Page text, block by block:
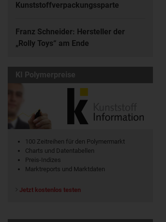
Kunststoffverpackungssparte
Franz Schneider: Hersteller der
„Rolly Toys“ am Ende
KI Polymerpreise
100 Zeitreihen für den Polymermarkt
Charts und Datentabellen
Preis-Indizes
Marktreports und Marktdaten
Jetzt kostenlos testen